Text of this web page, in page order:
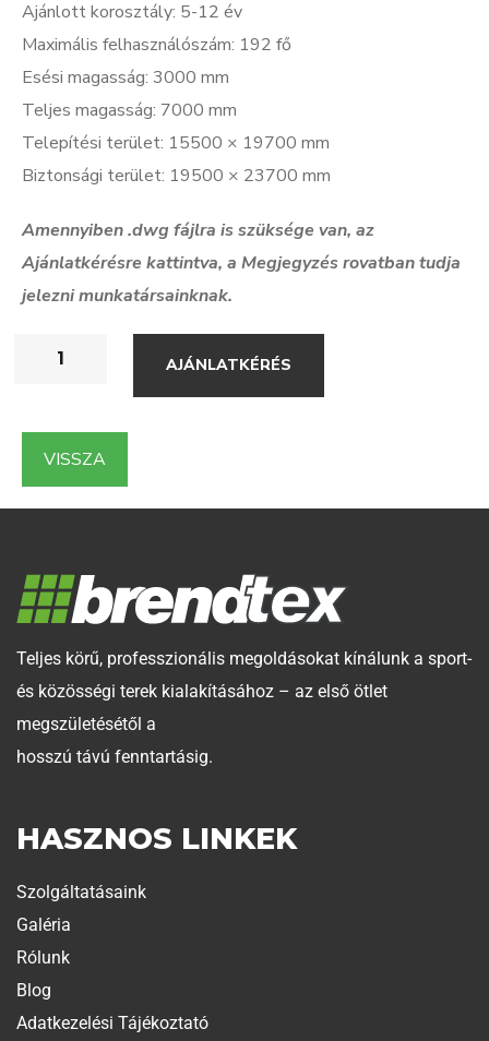
Ajánlott korosztály: 5-12 év
Maximális felhasználószám: 192 fő
Esési magasság: 3000 mm
Teljes magasság: 7000 mm
Telepítési terület: 15500 × 19700 mm
Biztonsági terület: 19500 × 23700 mm
Amennyiben .dwg fájlra is szüksége van, az
Ajánlatkérésre kattintva, a Megjegyzés rovatban tudja
jelezni munkatársainknak.
AJÁNLATKÉRÉS
VISSZA
Teljes körű, professzionális megoldásokat kínálunk a sport-
és közösségi terek kialakításához – az első ötlet
megszületésétől a
hosszú távú fenntartásig.
HASZNOS LINKEK
Szolgáltatásaink
Galéria
Rólunk
Blog
Adatkezelési Tájékoztató